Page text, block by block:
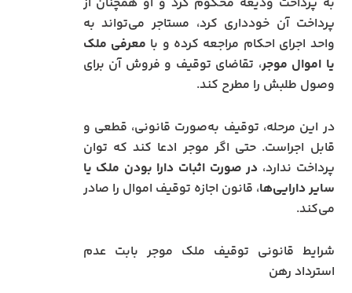
پرداخت آن خودداری کرد، مستاجر می‌تواند به
واحد اجرای احکام مراجعه کرده و با معرفی ملک
یا اموال موجر، تقاضای توقیف و فروش آن برای
وصول طلبش را مطرح کند.
در این مرحله، توقیف به‌صورت قانونی، قطعی و
قابل اجراست. حتی اگر موجر ادعا کند که توان
پرداخت ندارد، در صورت اثبات دارا بودن ملک یا
سایر دارایی‌ها، قانون اجازه توقیف اموال را صادر
می‌کند.
شرایط قانونی توقیف ملک موجر بابت عدم
استرداد رهن